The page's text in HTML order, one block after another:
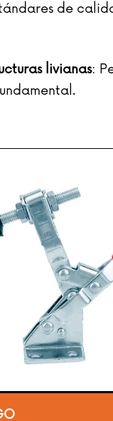
de
livianas: